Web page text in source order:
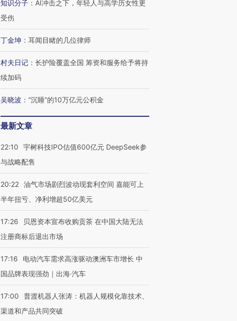
知识分子 ： AI冲击之下，年轻人与高学历女性更
受伤
丁金坤 ： 耳闻目睹的几位律师
村夫日记 ： 长护险覆盖全国 筹资和服务给予将持
续加码
吴晓波 ： “沉睡”的10万亿元公积金
最新文章
22:10
宇树科技IPO估值600亿元 DeepSeek参
与战略配售
20:22 油气市场剧烈波动现套利空间 嘉能可上
半年扭亏、净利增超50亿美元
17:26
贝恩资本宣布收购贡茶 在中国大陆无法
注册商标后退出市场
17:16
电动汽车需求高涨驱动澳洲车市增长 中
国品牌表现强劲｜出海·汽车
17:00
普渡机器人张涛：机器人规模化靠技术、
渠道和产品共同突破